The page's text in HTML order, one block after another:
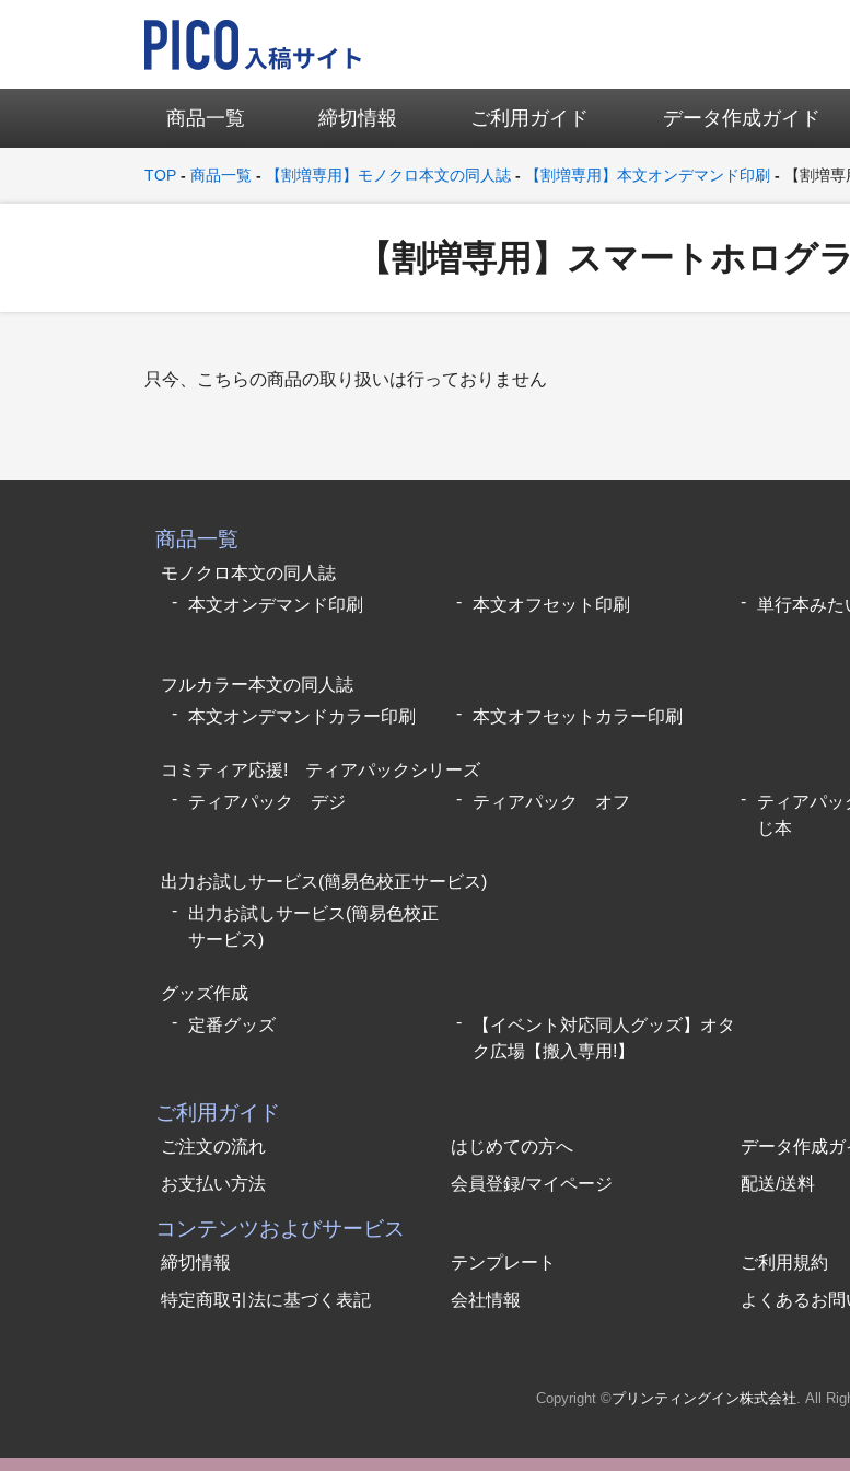
商品一覧 締切情報 ご利用ガイド データ作成ガイド
TOP 商品一覧 【割増専用】モノクロ本文の同人誌 【割増専用】本文オンデマンド印刷 【割増
【割増専用】スマートホログ
只今、こちらの商品の取り扱いは行っておりません
商品一覧
モノクロ本文の同人誌
本文オンデマンド印刷
本文オフセット印刷 単行本みた
フルカラー本文の同人誌
本文オンデマンドカラー印刷
本文オフセットカラー印刷
コミティア応援! ティアパックシリーズ
ティアパック デジ
ティアパック オフ
ティアパ
じ本
出力お試しサービス(簡易色校正サービス)
出力お試しサービス(簡易色校正
サービス)
グッズ作成
定番グッズ
【イベント対応同人グッズ】オタ
ク広場【搬入専用!】
ご利用ガイド
ご注文の流れ はじめての方へ データ作成ガ
お支払い方法
会員登録/マイページ 配送/送料
コンテンツおよびサービス
締切情報 テンプレート ご利用規約
特定商取引法に基づく表記
会社情報 よくあるお
Copyright ©プリンティングイン株式会社 . All